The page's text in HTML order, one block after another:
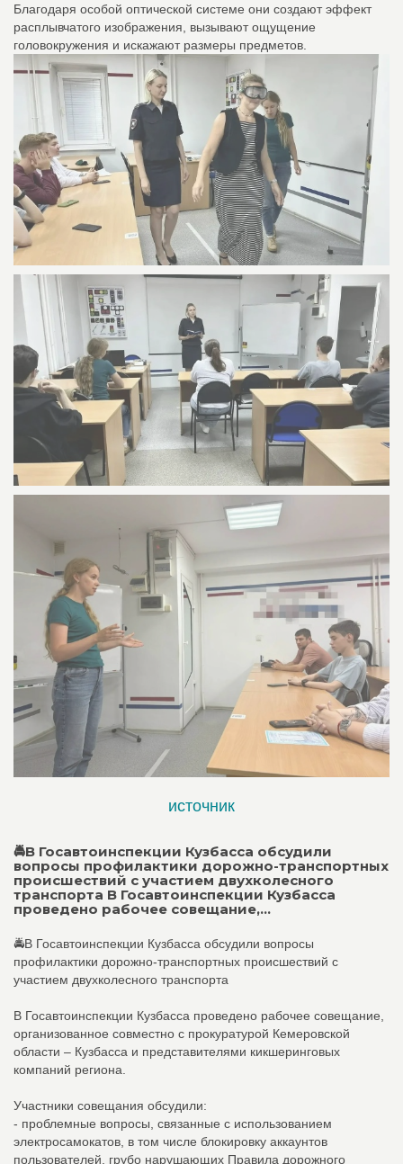
Благодаря особой оптической системе они создают эффект
расплывчатого изображения, вызывают ощущение
головокружения и искажают размеры предметов.
источник
🚔В Госавтоинспекции Кузбасса обсудили
вопросы профилактики дорожно-транспортных
происшествий с участием двухколесного
транспорта В Госавтоинспекции Кузбасса
проведено рабочее совещание,...
🚔В Госавтоинспекции Кузбасса обсудили вопросы
профилактики дорожно-транспортных происшествий с
участием двухколесного транспорта
В Госавтоинспекции Кузбасса проведено рабочее совещание,
организованное совместно с прокуратурой Кемеровской
области – Кузбасса и представителями кикшеринговых
компаний региона.
Участники совещания обсудили:
- проблемные вопросы, связанные с использованием
электросамокатов, в том числе блокировку аккаунтов
пользователей, грубо нарушающих Правила дорожного